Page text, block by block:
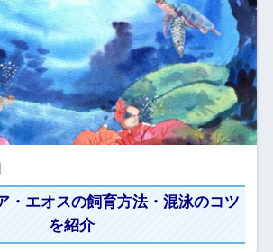
・エオスの飼育方法・混泳のコツ
を紹介